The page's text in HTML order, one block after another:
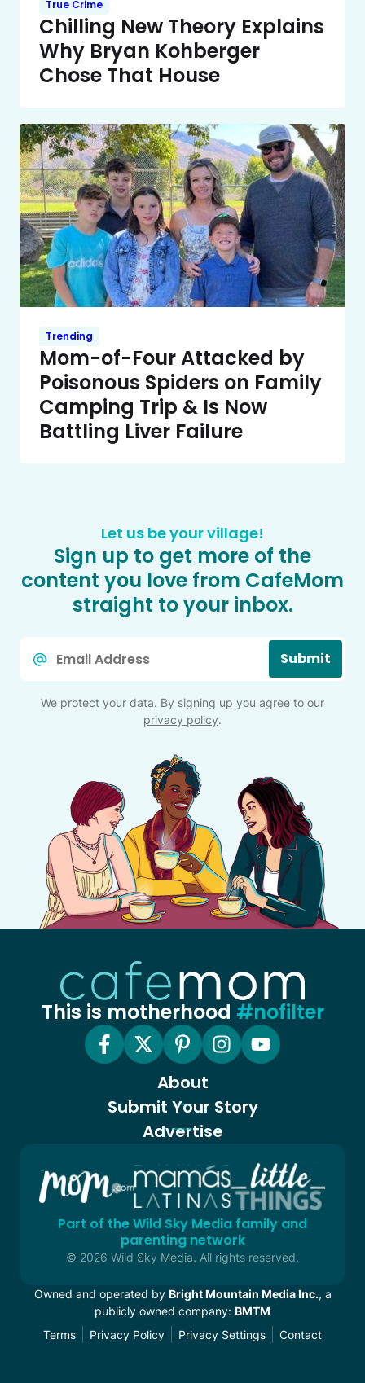
True Crime
Chilling New Theory Explains
Why Bryan Kohberger
Chose That House
Trending
Mom-of-Four Attacked by
Poisonous Spiders on Family
Camping Trip & Is Now
Battling Liver Failure
Let us be your village!
Sign up to get more of the
content you love from CafeMom
straight to your inbox.
Submit
We protect your data. By signing up you agree to our
privacy policy.
This is motherhood #nofilter
About
Submit Your Story
Advertise
Part of the Wild Sky Media family and
parenting network
© 2026 Wild Sky Media. All rights reserved.
Owned and operated by Bright Mountain Media Inc., a
publicly owned company: BMTM
Terms
Privacy Policy Privacy Settings Contact